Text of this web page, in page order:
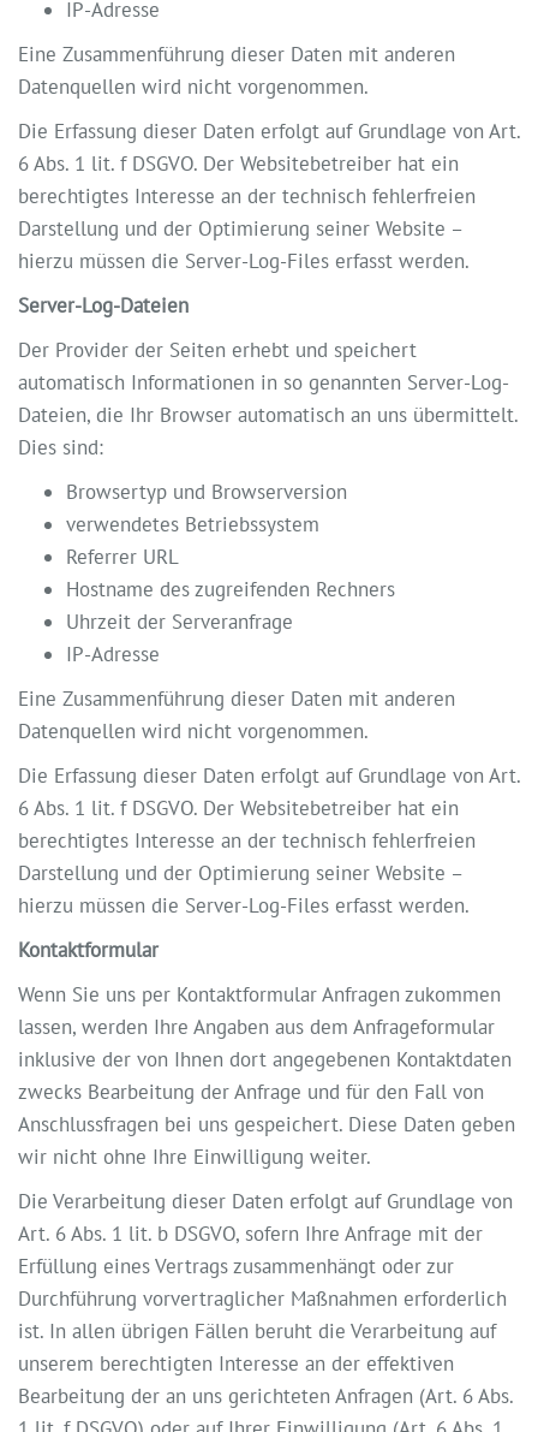
IP-Adresse
Eine Zusammenführung dieser Daten mit anderen
Datenquellen wird nicht vorgenommen.
Die Erfassung dieser Daten erfolgt auf Grundlage von Art.
6 Abs. 1 lit. f DSGVO. Der Websitebetreiber hat ein
berechtigtes Interesse an der technisch fehlerfreien
Darstellung und der Optimierung seiner Website –
hierzu müssen die Server-Log-Files erfasst werden.
Server-Log-Dateien
Der Provider der Seiten erhebt und speichert
automatisch Informationen in so genannten Server-Log-
Dateien, die Ihr Browser automatisch an uns übermittelt.
Dies sind:
Browsertyp und Browserversion
verwendetes Betriebssystem
Referrer URL
Hostname des zugreifenden Rechners
Uhrzeit der Serveranfrage
IP-Adresse
Eine Zusammenführung dieser Daten mit anderen
Datenquellen wird nicht vorgenommen.
Die Erfassung dieser Daten erfolgt auf Grundlage von Art.
6 Abs. 1 lit. f DSGVO. Der Websitebetreiber hat ein
berechtigtes Interesse an der technisch fehlerfreien
Darstellung und der Optimierung seiner Website –
hierzu müssen die Server-Log-Files erfasst werden.
Kontaktformular
Wenn Sie uns per Kontaktformular Anfragen zukommen
lassen, werden Ihre Angaben aus dem Anfrageformular
inklusive der von Ihnen dort angegebenen Kontaktdaten
zwecks Bearbeitung der Anfrage und für den Fall von
Anschlussfragen bei uns gespeichert. Diese Daten geben
wir nicht ohne Ihre Einwilligung weiter.
Die Verarbeitung dieser Daten erfolgt auf Grundlage von
Art. 6 Abs. 1 lit. b DSGVO, sofern Ihre Anfrage mit der
Erfüllung eines Vertrags zusammenhängt oder zur
Durchführung vorvertraglicher Maßnahmen erforderlich
ist. In allen übrigen Fällen beruht die Verarbeitung auf
unserem berechtigten Interesse an der effektiven
Bearbeitung der an uns gerichteten Anfragen (Art. 6 Abs.